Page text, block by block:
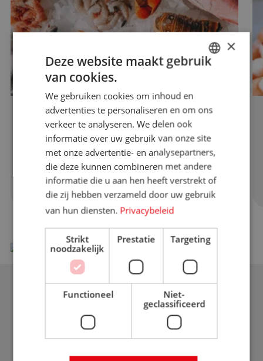
Gepelde Garnalen
Wij voeren een breed assortiment aan
gepelde garnalen, zo...
Lees meer over product
×
Deze website maakt gebruik
van cookies.
We gebruiken cookies om inhoud en
advertenties te personaliseren en om ons
verkeer te analyseren. We delen ook
informatie over uw gebruik van onze site
met onze advertentie- en analysepartners,
die deze kunnen combineren met andere
informatie die u aan hen heeft verstrekt of
die zij hebben verzameld door uw gebruik
van hun diensten. Privacybeleid
Strikt
noodzakelijk
Prestatie Targeting
Functioneel
Niet-
geclassificeerd